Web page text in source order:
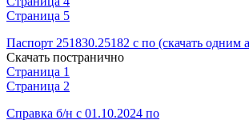
Страница 5
Паспорт 251830.25182 с по (скачать одним
Скачать постранично
Страница 1
Страница 2
Справка б/н с 01.10.2024 по